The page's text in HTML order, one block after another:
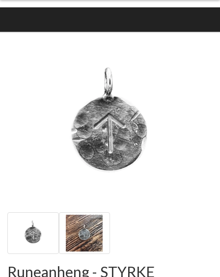
Runeanheng - STYRKE